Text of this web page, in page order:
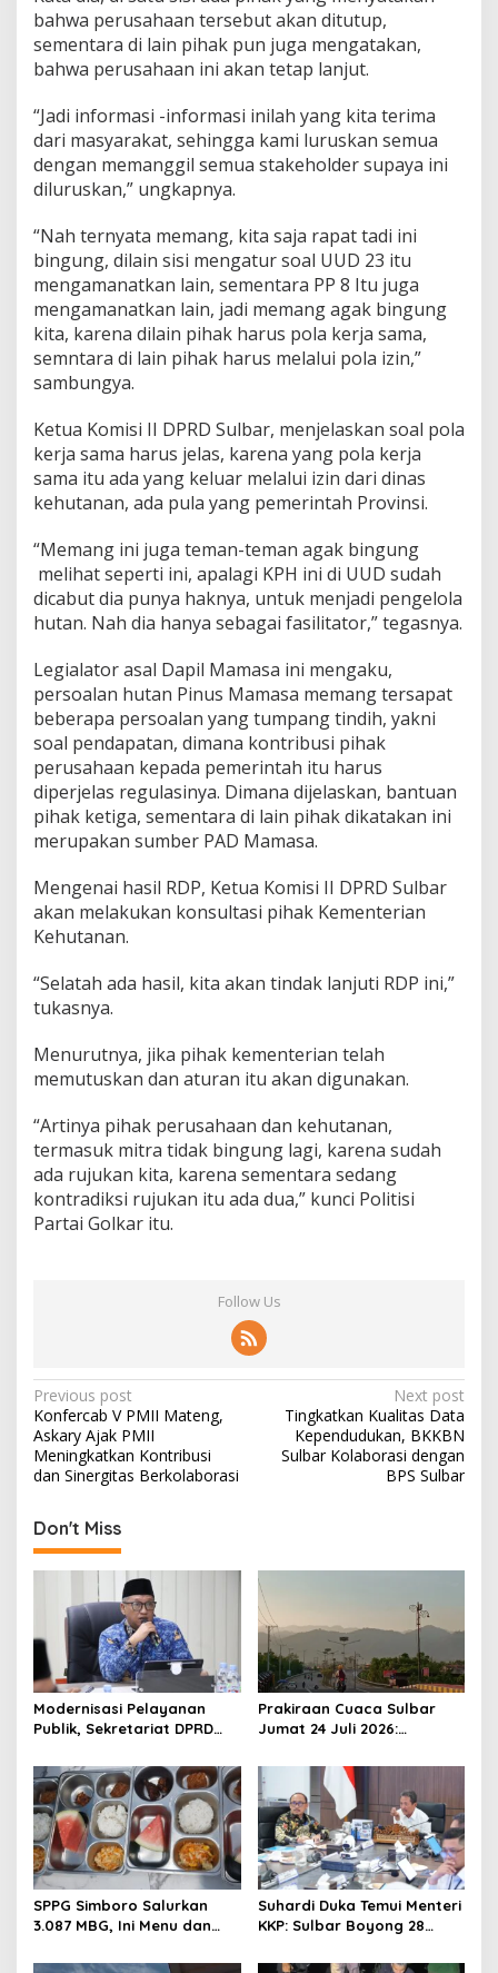
t
h
P
n
u
d
i
u
a
K
a
w
a
bahwa perusahaan tersebut akan ditutup,
sementara di lain pihak pun juga mengatakan,
bahwa perusahaan ini akan tetap lanjut.
“Jadi informasi -informasi inilah yang kita terima
dari masyarakat, sehingga kami luruskan semua
dengan memanggil semua stakeholder supaya ini
diluruskan,” ungkapnya.
“Nah ternyata memang, kita saja rapat tadi ini
bingung, dilain sisi mengatur soal UUD 23 itu
mengamanatkan lain, sementara PP 8 Itu juga
mengamanatkan lain, jadi memang agak bingung
kita, karena dilain pihak harus pola kerja sama,
semntara di lain pihak harus melalui pola izin,”
sambungya.
Ketua Komisi II DPRD Sulbar, menjelaskan soal pola
kerja sama harus jelas, karena yang pola kerja
sama itu ada yang keluar melalui izin dari dinas
kehutanan, ada pula yang pemerintah Provinsi.
“Memang ini juga teman-teman agak bingung
melihat seperti ini, apalagi KPH ini di UUD sudah
dicabut dia punya haknya, untuk menjadi pengelola
hutan. Nah dia hanya sebagai fasilitator,” tegasnya.
Legialator asal Dapil Mamasa ini mengaku,
persoalan hutan Pinus Mamasa memang tersapat
beberapa persoalan yang tumpang tindih, yakni
soal pendapatan, dimana kontribusi pihak
perusahaan kepada pemerintah itu harus
diperjelas regulasinya. Dimana dijelaskan, bantuan
pihak ketiga, sementara di lain pihak dikatakan ini
merupakan sumber PAD Mamasa.
Mengenai hasil RDP, Ketua Komisi II DPRD Sulbar
akan melakukan konsultasi pihak Kementerian
Kehutanan.
“Selatah ada hasil, kita akan tindak lanjuti RDP ini,”
tukasnya.
Menurutnya, jika pihak kementerian telah
memutuskan dan aturan itu akan digunakan.
“Artinya pihak perusahaan dan kehutanan,
termasuk mitra tidak bingung lagi, karena sudah
ada rujukan kita, karena sementara sedang
kontradiksi rujukan itu ada dua,” kunci Politisi
Partai Golkar itu.
Follow Us
P
o
s
t
n
a
g
a
t
i
o
n
Previous post
Konfercab V PMII Mateng,
Askary Ajak PMII
Meningkatkan Kontribusi
dan Sinergitas Berkolaborasi
Next post
Tingkatkan Kualitas Data
Kependudukan, BKKBN
Sulbar Kolaborasi dengan
BPS Sulbar
Don't Miss
Modernisasi Pelayanan
Publik, Sekretariat DPRD
Luncurkan Aplikasi SIPAKDE
Prakiraan Cuaca Sulbar
Jumat 24 Juli 2026:
Daerah Pesisir Cerah
SPPG Simboro Salurkan
3.087 MBG, Ini Menu dan
Suhardi Duka Temui Menteri
KKP: Sulbar Boyong 28
Kapal 30 GT